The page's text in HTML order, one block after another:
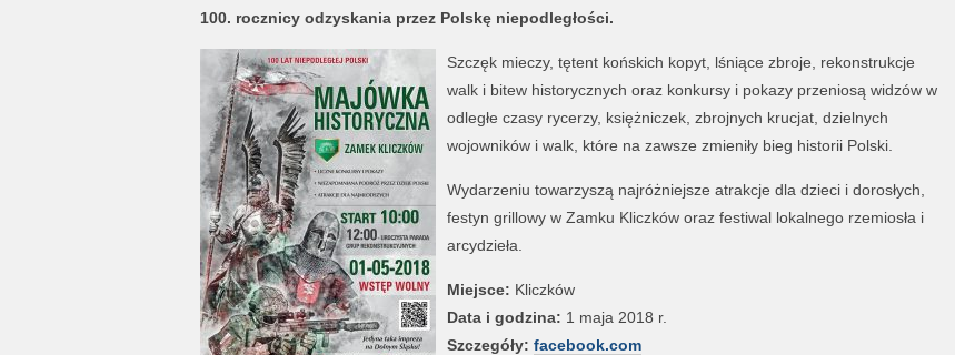
100. rocznicy odzyskania przez Polskę niepodległości.
Szczęk mieczy, tętent końskich kopyt, lśniące zbroje, rekonstrukcje
walk i bitew historycznych oraz konkursy i pokazy przeniosą widzów w
odległe czasy rycerzy, księżniczek, zbrojnych krucjat, dzielnych
wojowników i walk, które na zawsze zmieniły bieg historii Polski.
Wydarzeniu towarzyszą najróżniejsze atrakcje dla dzieci i dorosłych,
festyn grillowy w Zamku Kliczków oraz festiwal lokalnego rzemiosła i
arcydzieła.
Miejsce: Kliczków
Data i godzina: 1 maja 2018 r.
Szczegóły: facebook.com